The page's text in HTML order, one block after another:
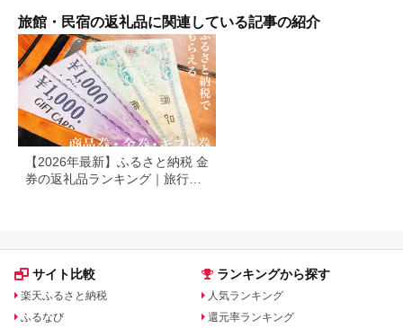
F2Y-1996
山形の三元豚 和食 東
北 庄内 日本海 記念日
誕生日プレゼント 夫
婦旅行 カップル
旅館・民宿の返礼品に関連している記事の紹介
【2026年最新】ふるさと納税 金
券の返礼品ランキング｜旅行
サイト比較
楽天ふるさと納税
ふるなび
ランキングから探す
人気ランキング
還元率ランキング